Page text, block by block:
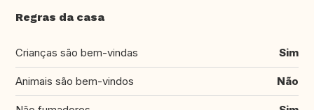
Regras da casa
Crianças são bem-vindas Sim
Animais são bem-vindos Não